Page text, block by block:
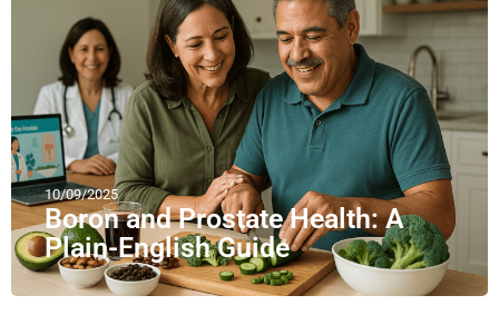
10/09/2025
Boron and Prostate Health: A
Plain-English Guide